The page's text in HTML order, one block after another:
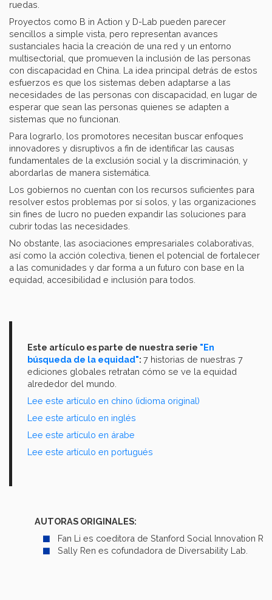
ruedas.
Proyectos como B in Action y D-Lab pueden parecer
sencillos a simple vista, pero representan avances
sustanciales hacia la creación de una red y un entorno
multisectorial, que promueven la inclusión de las personas
con discapacidad en China. La idea principal detrás de estos
esfuerzos es que los sistemas deben adaptarse a las
necesidades de las personas con discapacidad, en lugar de
esperar que sean las personas quienes se adapten a
sistemas que no funcionan.
Para lograrlo, los promotores necesitan buscar enfoques
innovadores y disruptivos a fin de identificar las causas
fundamentales de la exclusión social y la discriminación, y
abordarlas de manera sistemática.
Los gobiernos no cuentan con los recursos suficientes para
resolver estos problemas por sí solos, y las organizaciones
sin fines de lucro no pueden expandir las soluciones para
cubrir todas las necesidades.
No obstante, las asociaciones empresariales colaborativas,
así como la acción colectiva, tienen el potencial de fortalecer
a las comunidades y dar forma a un futuro con base en la
equidad, accesibilidad e inclusión para todos.
Este artículo es parte de nuestra serie "En
búsqueda de la equidad": 7 historias de nuestras 7
ediciones globales retratan cómo se ve la equidad
alrededor del mundo.
Lee este artículo en chino (idioma original)
Lee este artículo en inglés
Lee este artículo en árabe
Lee este artículo en portugués
AUTORAS ORIGINALES:
Fan Li es coeditora de Stanford Social Innovation
Sally Ren es cofundadora de Diversability Lab.